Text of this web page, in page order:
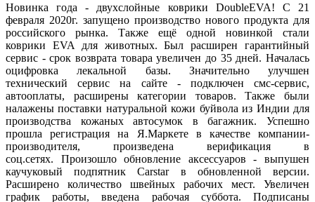
Новинка года - двухслойные коврики DoubleEVA! С 21
февраля 2020г. запущено производство нового продукта для
российского рынка. Также ещё одной новинкой стали
коврики EVA для животных. Был расширен гарантийный
сервис - срок возврата товара увеличен до 35 дней. Началась
оцифровка лекальной базы. Значительно улучшен
технический сервис на сайте - подключен смс-сервис,
автооплаты, расширены категории товаров. Также были
налажены поставки натуральной кожи буйвола из Индии для
производства кожаных автосумок в багажник. Успешно
прошла регистрация на Я.Маркете в качестве компании-
производителя, произведена верификация в
соц.сетях. Произошло обновление аксессуаров - выпушен
каучуковый подпятник Carstar в обновленной версии.
Расширено количество швейных рабочих мест. Увеличен
график работы, введена рабочая суббота. Подписаны